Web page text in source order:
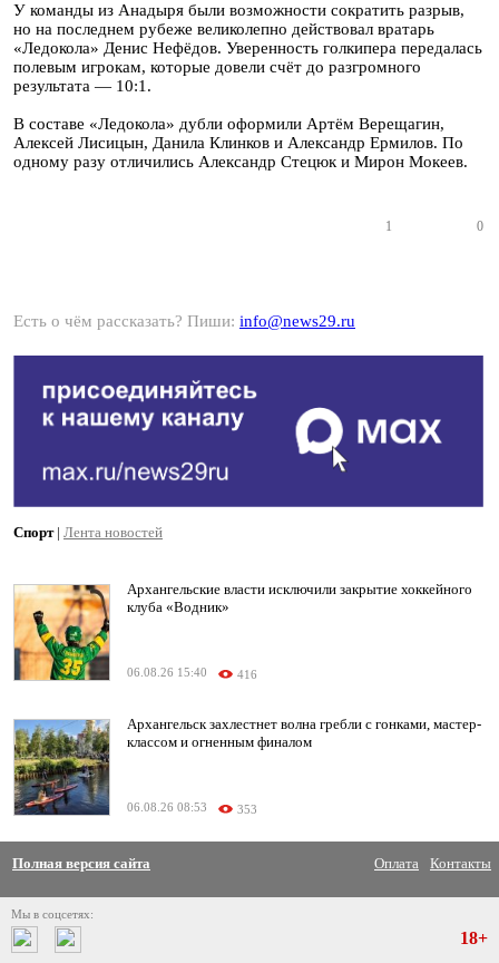
У команды из Анадыря были возможности сократить разрыв,
но на последнем рубеже великолепно действовал вратарь
«Ледокола» Денис Нефёдов. Уверенность голкипера передалась
полевым игрокам, которые довели счёт до разгромного
результата — 10:1.
В составе «Ледокола» дубли оформили Артём Верещагин,
Алексей Лисицын, Данила Клинков и Александр Ермилов. По
одному разу отличились Александр Стецюк и Мирон Мокеев.
1 0
Есть о чём рассказать? Пиши: info@news29.ru
Спорт| Лента новостей
Архангельские власти исключили закрытие хоккейного
клуба «Водник»
06.08.26 15:40 416
Архангельск захлестнет волна гребли с гонками, мастер-
классом и огненным финалом
06.08.26 08:53 353
Полная версия сайта Оплата Контакты
Мы в соцсетях:
18+